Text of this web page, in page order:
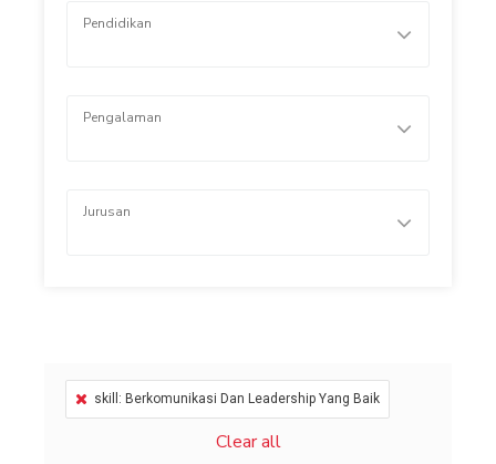
skill: Berkomunikasi Dan Leadership Yang Baik
Clear all